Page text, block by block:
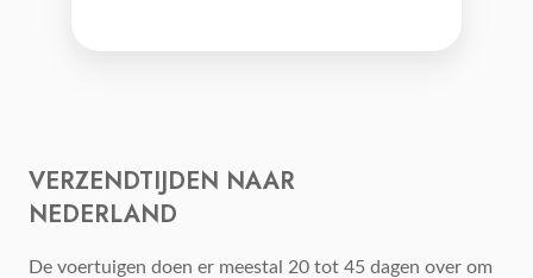
VERZENDTIJDEN NAAR
NEDERLAND
De voertuigen doen er meestal 20 tot 45 dagen over om